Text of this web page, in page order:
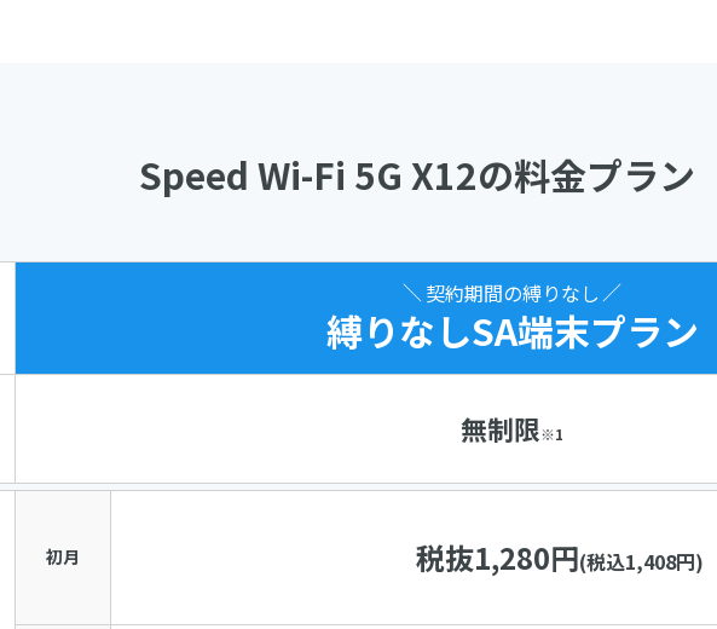
Speed Wi-Fi 5G X12の料金プラン
契約期間の縛りなし
縛りなしSA端末プラン
無制限※1
初月 税抜1,280円(税込1,408円)